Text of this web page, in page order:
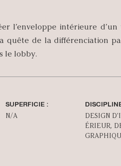
l’enveloppe intérieure d’un
quête de la différenciation
le lobby.
SUPERFICIE :
N/A
DESIGN
ÉRIEUR,